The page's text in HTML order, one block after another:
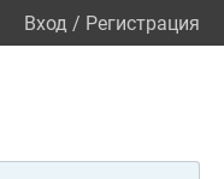
Вход / Регистрация